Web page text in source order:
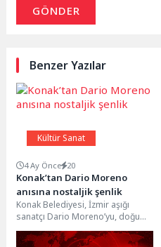
GÖNDER
Benzer Yazılar
Kültür Sanat
4 Ay Önce 20
Konak’tan Dario Moreno
anısına nostaljik şenlik
Konak Belediyesi, İzmir aşığı
sanatçı Dario Moreno’yu, doğum
yıl dönümünde, adının yaşatıldığı
Karataş’taki tarihi sokakta...